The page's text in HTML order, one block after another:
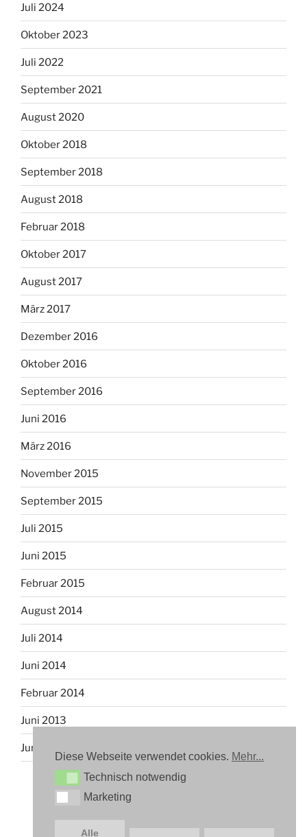
Juli 2024
Oktober 2023
Juli 2022
September 2021
August 2020
Oktober 2018
September 2018
August 2018
Februar 2018
Oktober 2017
August 2017
März 2017
Dezember 2016
Oktober 2016
September 2016
Juni 2016
März 2016
November 2015
September 2015
Juli 2015
Juni 2015
Februar 2015
August 2014
Juli 2014
Juni 2014
Februar 2014
Juni 2013
Juni 2012
Diese Webseite verwendet cookies. Mehr...
Technisch notwendig
Technisch notwendig
MarketingMarketing
Alle